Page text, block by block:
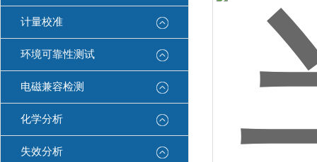
计量校准
环境可靠性测试
电磁兼容检测
化学分析
失效分析